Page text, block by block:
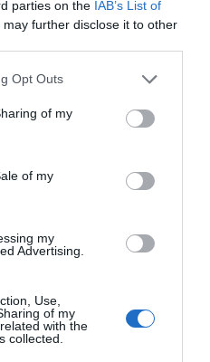
parties on the IAB’s List of
may further disclose it to other
Opt Outs
of my
of my
my
Advertising.
Use,
of my
with the
collected.
gratuita
últimas noticias de